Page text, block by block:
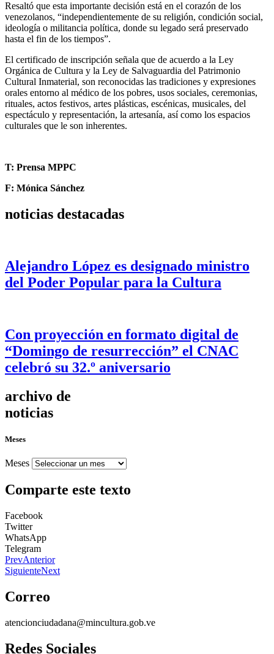
Resaltó que esta importante decisión está en el corazón de los
venezolanos, “independientemente de su religión, condición social,
ideología o militancia política, donde su legado será preservado
hasta el fin de los tiempos”.
El certificado de inscripción señala que de acuerdo a la Ley
Orgánica de Cultura y la Ley de Salvaguardia del Patrimonio
Cultural Inmaterial, son reconocidas las tradiciones y expresiones
orales entorno al médico de los pobres, usos sociales, ceremonias,
rituales, actos festivos, artes plásticas, escénicas, musicales, del
espectáculo y representación, la artesanía, así como los espacios
culturales que le son inherentes.
T: Prensa MPPC
F: Mónica Sánchez
noticias destacadas
Alejandro López es designado ministro
del Poder Popular para la Cultura
Con proyección en formato digital de
“Domingo de resurrección” el CNAC
celebró su 32.º aniversario
archivo de
noticias
Meses
Meses
Comparte este texto
Facebook
Twitter
WhatsApp
Telegram
PrevAnterior
SiguienteNext
Correo
atencionciudadana@mincultura.gob.ve
Redes Sociales